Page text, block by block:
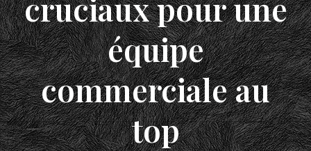
équipe
commerciale au
top